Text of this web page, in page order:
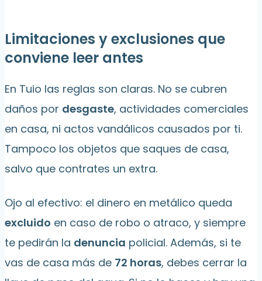
Limitaciones y exclusiones que
conviene leer antes
En Tuio las reglas son claras. No se cubren
daños por desgaste, actividades comerciales
en casa, ni actos vandálicos causados por ti.
Tampoco los objetos que saques de casa,
salvo que contrates un extra.
Ojo al efectivo: el dinero en metálico queda
excluido en caso de robo o atraco, y siempre
te pedirán la denuncia policial. Además, si te
vas de casa más de 72 horas, debes cerrar la